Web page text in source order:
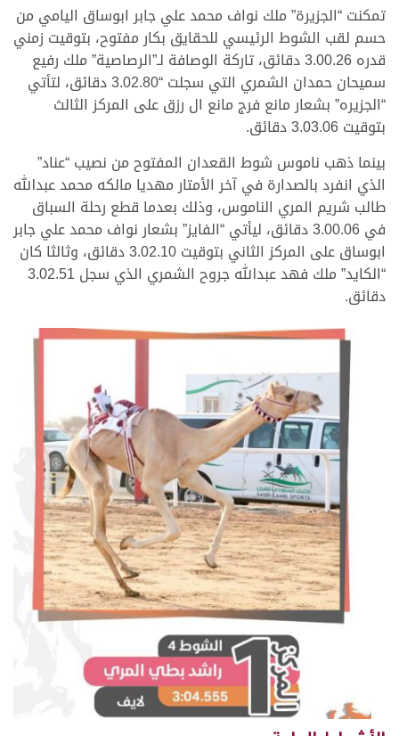
تمكنت “الجزيرة” ملك نواف محمد علي جابر ابوساق اليامي من
حسم لقب الشوط الرئيسي للحقايق بكار مفتوح، بتوقيت زمني
قدره 3.00.26 دقائق، تاركة الوصافة لـ”الرصاصية” ملك رفيع
سميحان حمدان الشمري التي سجلت “3.02.80 دقائق، لتأتي
“الجزيره” بشعار مانع فرج مانع ال رزق على المركز الثالث
بتوقيت 3.03.06 دقائق.
بينما ذهب ناموس شوط القعدان المفتوح من نصيب “عناد”
الذي انفرد بالصدارة في آخر الأمتار مهديا مالكه محمد عبدالله
طالب شريم المري الناموس، وذلك بعدما قطع رحلة السباق
في 3.00.06 دقائق، ليأتي “الفايز” بشعار نواف محمد علي جابر
ابوساق على المركز الثاني بتوقيت 3.02.10 دقائق، وثالثا كان
“الكايد” ملك فهد عبدالله جروح الشمري الذي سجل 3.02.51
دقائق.